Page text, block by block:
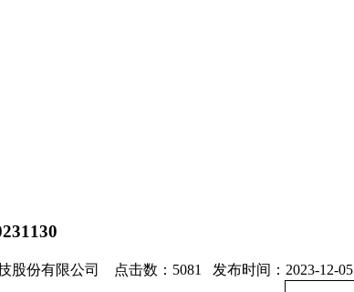
股份有限公司 点击数：5081 发布时间：2023-12-05